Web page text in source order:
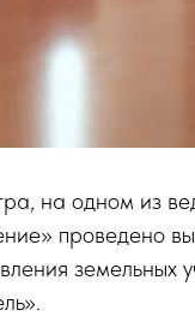
на одном из
проведено
земельных